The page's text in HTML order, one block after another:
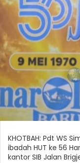
KHOTBAH: Pdt WS
ibadah HUT ke 56
kantor SIB Jalan